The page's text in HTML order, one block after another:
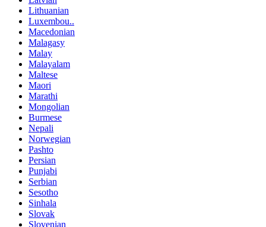
Lithuanian
Luxembou..
Macedonian
Malagasy
Malay
Malayalam
Maltese
Maori
Marathi
Mongolian
Burmese
Nepali
Norwegian
Pashto
Persian
Punjabi
Serbian
Sesotho
Sinhala
Slovak
Slovenian